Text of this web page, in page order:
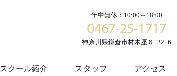
年中無休：10:00～18:00
神奈川県鎌倉市材木座６−22−6
スクール紹介 スタッフ アクセス